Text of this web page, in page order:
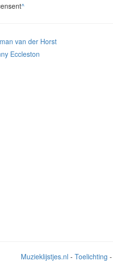
^
van der Horst
Eccleston
Muzieklijstjes.nl - Toelichting -